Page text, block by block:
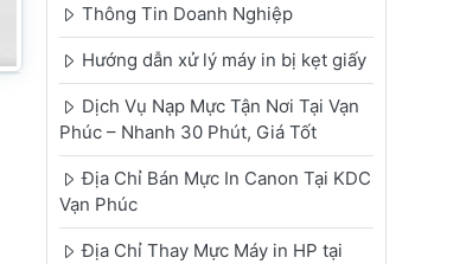
Thông Tin Doanh Nghiệp
Hướng dẫn xử lý máy in bị kẹt giấy
Dịch Vụ Nạp Mực Tận Nơi Tại Vạn
Phúc – Nhanh 30 Phút, Giá Tốt
Địa Chỉ Bán Mực In Canon Tại KDC
Vạn Phúc
Địa Chỉ Thay Mực Máy in HP tại